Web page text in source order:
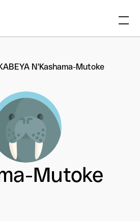
N'Kashama-Mutoke
Mutoke